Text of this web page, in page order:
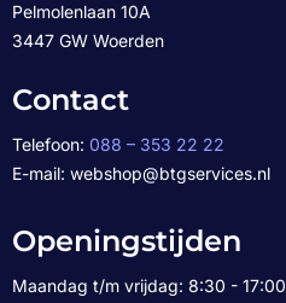
Pelmolenlaan 10A
3447 GW Woerden
Contact
Telefoon: 088 – 353 22 22
E-mail: webshop@btgservices.nl
Openingstijden
Maandag t/m vrijdag: 8:30 - 17:00